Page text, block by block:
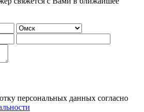
персональных данных согласно